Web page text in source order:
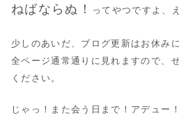
ねばならぬ！
ってやつですよ、
少しのあいだ、ブログ更新はお休み
全ページ通常通りに見れますので、
ください。
じゃっ！また会う日まで！アデュー